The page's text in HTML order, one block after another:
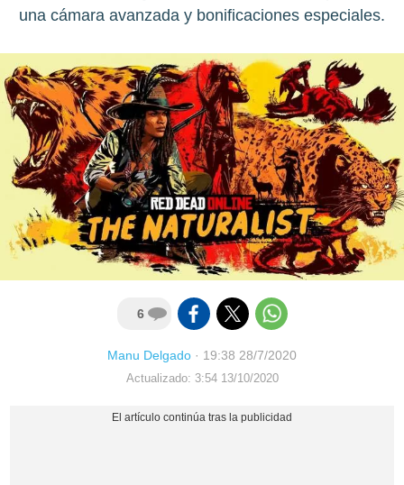
una cámara avanzada y bonificaciones especiales.
6
Manu Delgado · 19:38 28/7/2020
Actualizado: 3:54 13/10/2020